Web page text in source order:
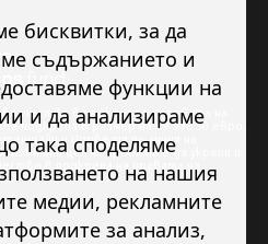
в подкрепа на правата на
подкрепа в размер на 89 978.50 евро,
и Норвегия по линия на
цел на проекта е да укрепи и
в подкрепа на правата на
бисквитки, за да
съдържанието и
функции на
и да анализираме
така споделяме
на нашия
медии, рекламните
за анализ,